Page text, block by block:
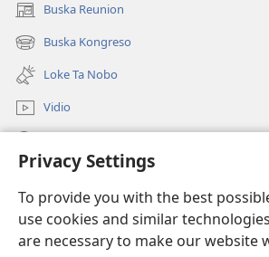
Privacy Settings
To provide you with the best
use cookies and similar
are necessary to make our website
Buska Reunion
(opens
new
window)
Buska Kongreso
(opens
new
window)
Loke Ta Nobo
Vidio
(opens
window)BIBLIOTEKA ONLINE Watchtower™
(opens